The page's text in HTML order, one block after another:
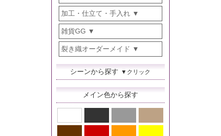
加工・仕立て・手入れ
雑貨GG
裂き織オーダーメイド
シーンから探す ▼クリック
メイン色から探す